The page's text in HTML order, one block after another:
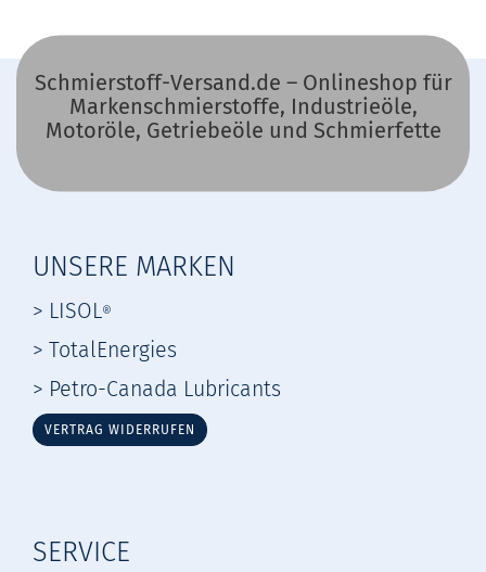
Schmierstoff-Versand.de – Onlineshop für
Markenschmierstoffe, Industrieöle,
Motoröle, Getriebeöle und Schmierfette
UNSERE MARKEN
> LISOL®
> TotalEnergies
> Petro-Canada Lubricants
VERTRAG WIDERRUFEN
SERVICE